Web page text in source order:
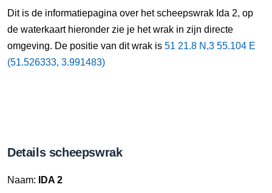
Dit is de informatiepagina over het scheepswrak Ida 2, op
de waterkaart hieronder zie je het wrak in zijn directe
omgeving. De positie van dit wrak is 51 21.8 N,3 55.104 E
(51.526333, 3.991483)
Details scheepswrak
Naam: IDA 2